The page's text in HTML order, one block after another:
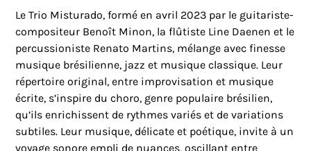
Le Trio Misturado, formé en avril 2023 par le guitariste-
compositeur Benoît Minon, la flûtiste Line Daenen et le
percussioniste Renato Martins, mélange avec finesse
musique brésilienne, jazz et musique classique. Leur
répertoire original, entre improvisation et musique
écrite, s’inspire du choro, genre populaire brésilien,
qu’ils enrichissent de rythmes variés et de variations
subtiles. Leur musique, délicate et poétique, invite à un
voyage sonore empli de nuances, oscillant entre